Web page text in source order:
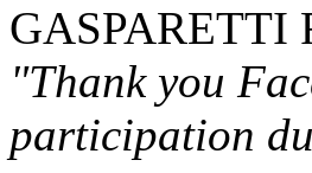
GASPARETTI
"Thank you
participation